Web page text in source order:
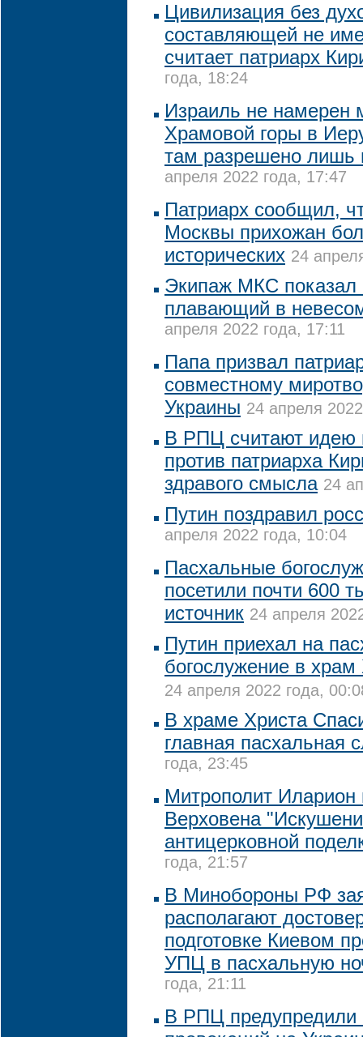
Цивилизация без
составляющей не
считает патриарх
года, 18:24
Израиль не намерен
Храмовой горы в
там разрешено лишь
апреля 2022 года, 17:47
Патриарх сообщил,
Москвы прихожан
исторических 24
Экипаж МКС показал
плавающий в
апреля 2022 года, 17:11
Папа призвал
совместному
Украины 24 апреля
В РПЦ считают идею
против патриарха
здравого смысла 24
Путин поздравил
апреля 2022 года, 10:04
Пасхальные
посетили почти 600
источник 24 апреля
Путин приехал на
богослужение в
24 апреля 2022 года,
В храме Христа
главная пасхальная
года, 23:45
Митрополит
Верховена
антицерковной
года, 21:57
В Минобороны РФ
располагают
подготовке Киевом
УПЦ в пасхальную
года, 21:11
В РПЦ предупредили